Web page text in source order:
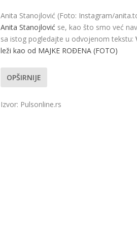
Anita Stanojlović (Foto: Instagram/
Anita Stanojlović se, kao što smo već
sa istog pogledajte u odvojenom tekstu:
leži kao od MAJKE ROĐENA (FOTO)
OPŠIRNIJE
Izvor: Pulsonline.rs